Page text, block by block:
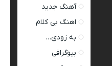
آهنگ جدید
اهنگ بی کلام
به زودی…
بیوگرافی